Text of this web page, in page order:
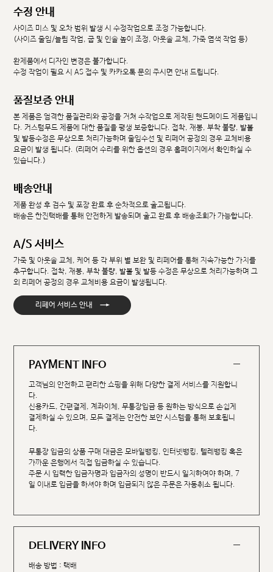
수정 안내
사이즈 미스 및 오차 범위 발생 시 수정작업으로 조정 가능합니다.
(사이즈 줄임/늘림 작업, 굽 및 인솔 높이 조정, 아웃솔 교체, 가죽 염색 작업 등)
완제품에서 디자인 변경은 불가합니다.
수정 작업이 필요 시 AS 접수 및 카카오톡 문의 주시면 안내 드립니다.
품질보증 안내
본 제품은 엄격한 품질관리와 공정을 거쳐 수작업으로 제작된 핸드메이드 제품입니
다. 커스텀무드 제품에 대한 품질을 평생 보증합니다. 접착, 재봉, 부착 불량, 발볼
및 발등수정은 무상으로 처리가능하며 줄임수선 및 리페어 공정의 경우 교체비용
요금이 발생 됩니다. (리페어 수리를 위한 옵션의 경우 홈페이지에서 확인하실 수
있습니다.)
배송안내
제품 완성 후 검수 및 포장 완료 후 순차적으로 출고됩니다.
배송은 한진택배를 통해 안전하게 발송되며 출고 완료 후 배송조회가 가능합니다.
A/S 서비스
가죽 및 아웃솔 교체, 케어 등 각 부위 별 보완 및 리페어를 통해 지속가능한 가치를
추구합니다. 접착, 재봉, 부착 불량, 발볼 및 발등 수정은 무상으로 처리가능하며 그
외 리페어 공정의 경우 교체비용 요금이 발생됩니다.
리페어 서비스 안내 →
PAYMENT INFO
고객님의 안전하고 편리한 쇼핑을 위해 다양한 결제 서비스를 지원합니
다.
신용카드, 간편결제, 계좌이체, 무통장입금 등 원하는 방식으로 손쉽게
결제하실 수 있으며, 모든 결제는 안전한 보안 시스템을 통해 보호됩니
다.
무통장 입금의 상품 구매 대금은 모바일뱅킹, 인터넷뱅킹, 텔레뱅킹 혹은
가까운 은행에서 직접 입금하실 수 있습니다.
주문 시 입력한 입금자명과 입금자의 성명이 반드시 일치하여야 하며, 7
일 이내로 입금을 하셔야 하며 입금되지 않은 주문은 자동취소 됩니다.
DELIVERY INFO
배송 방법 : 택배